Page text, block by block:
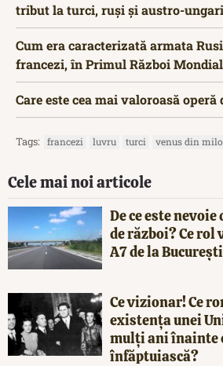
tribut la turci, ruși și austro-
Cum era caracterizată armata
francezi, în Primul Război
Care este cea mai valoroasă operă
Tags: francezi luvru turci venus din milo
Cele mai noi articole
De ce este
de război? Ce rol
A7 de la
Ce vizionar! Ce
existența unei
mulți ani înainte
înfăptuiască?